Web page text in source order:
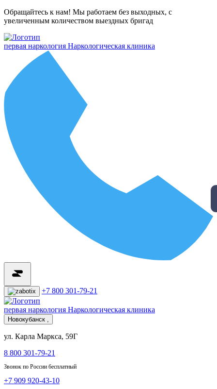
Обращайтесь к нам! Мы работаем без выходных, с
увеличенным количеством выездных бригад
первая наркология Наркологическая клиника
+7 800 301-79-21
первая наркология Наркологическая клиника
Новокубанск ,
ул. Карла Маркса, 59Г
8 800 301-79-21
Звонок по России бесплатный
+7 909 920-43-10